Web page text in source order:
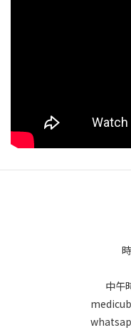
中午